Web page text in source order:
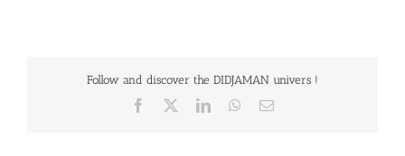
Follow and discover the DIDJAMAN univers !
Facebook LinkedInWhatsApp
Email